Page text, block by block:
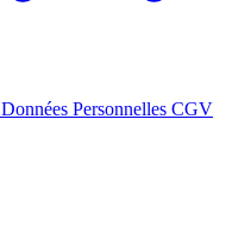
Données Personnelles CGV